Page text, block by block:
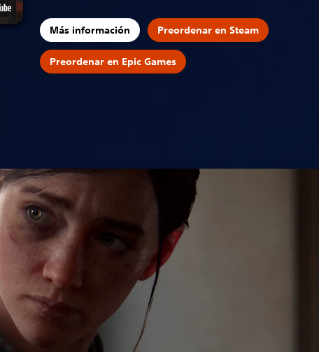
Más información Preordenar en Steam
Preordenar en Epic Games